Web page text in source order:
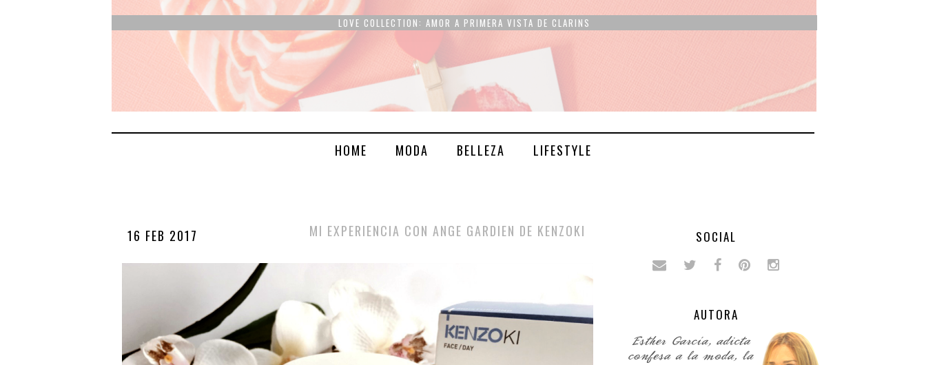
LOVE COLLECTION: AMOR A PRIMERA VISTA DE CLARINS
HOME MODA BELLEZA LIFESTYLE
16 FEB 2017 MI EXPERIENCIA CON ANGE GARDIEN DE KENZOKI SOCIAL
AUTORA